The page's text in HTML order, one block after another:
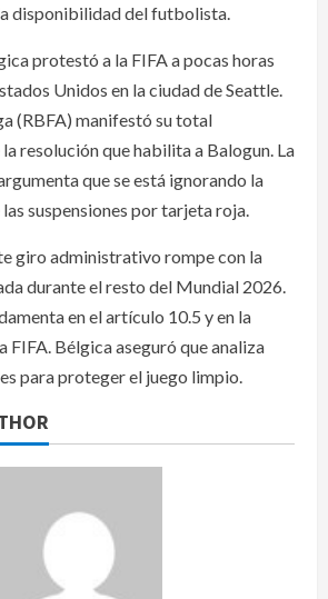
disponibilidad del futbolista.
protestó a la FIFA a pocas horas
Unidos en la ciudad de Seattle.
(RBFA) manifestó su total
resolución que habilita a Balogun. La
que se está ignorando la
suspensiones por tarjeta roja.
giro administrativo rompe con la
durante el resto del Mundial 2026.
en el artículo 10.5 y en la
FIFA. Bélgica aseguró que analiza
para proteger el juego limpio.